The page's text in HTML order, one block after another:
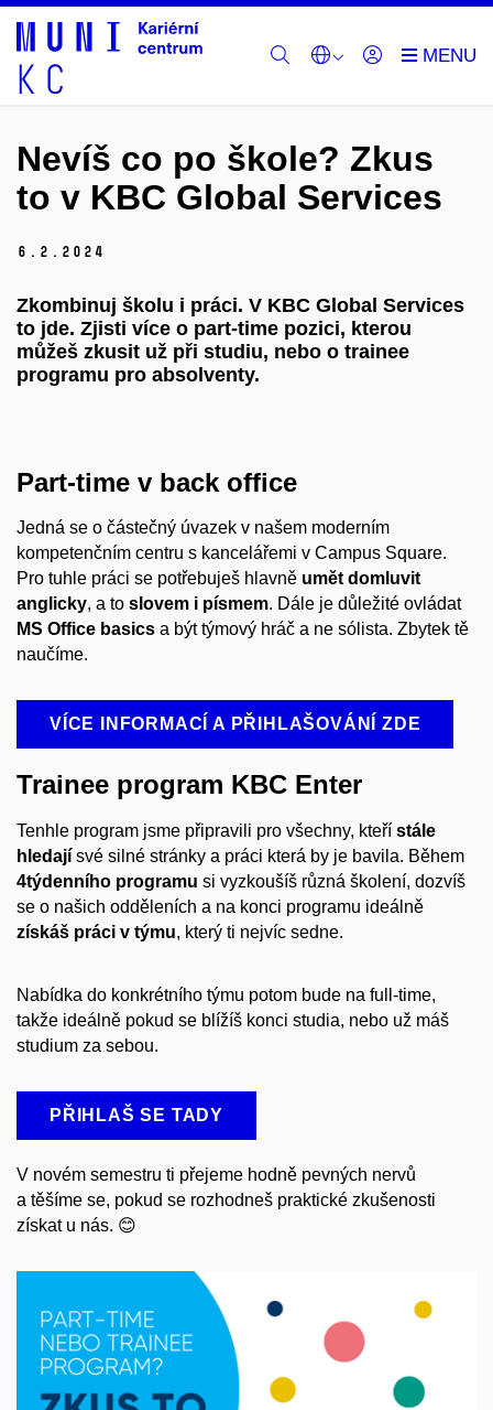
Nevíš co po škole? Zkus
to v KBC Global Services
6. 2. 2024
Zkombinuj školu i práci. V KBC Global Services
to jde. Zjisti více o part-time pozici, kterou
můžeš zkusit už při studiu, nebo o trainee
programu pro absolventy.
Part-time v back office
Jedná se o částečný úvazek v našem moderním
kompetenčním centru s kancelářemi v Campus Square.
Pro tuhle práci se potřebuješ hlavně umět domluvit
anglicky, a to slovem i písmem. Dále je důležité ovládat
MS Office basics a být týmový hráč a ne sólista. Zbytek tě
naučíme.
VÍCE INFORMACÍ A PŘIHLAŠOVÁNÍ ZDE
Trainee program KBC Enter
Tenhle program jsme připravili pro všechny, kteří stále
hledají své silné stránky a práci která by je bavila. Během
4týdenního programu si vyzkoušíš různá školení, dozvíš
se o našich odděleních a na konci programu ideálně
získáš práci v týmu, který ti nejvíc sedne.
Nabídka do konkrétního týmu potom bude na full-time,
takže ideálně pokud se blížíš konci studia, nebo už máš
studium za sebou.
PŘIHLAŠ SE TADY
V novém semestru ti přejeme hodně pevných nervů
a těšíme se, pokud se rozhodneš praktické zkušenosti
získat u nás. 😊